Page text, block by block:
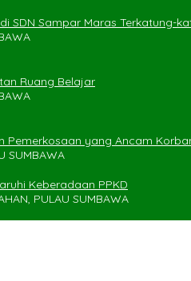
SDN Sampar Maras Terkatung-
Ruang Belajar
Pemerkosaan yang Ancam
SUMBAWA
Keberadaan PPKD
PULAU SUMBAWA